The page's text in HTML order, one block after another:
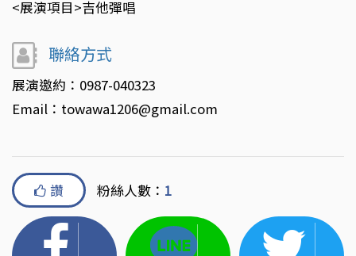
<展演項目>吉他彈唱
聯絡方式
展演邀約：0987-040323
Email：towawa1206@gmail.com
讚 粉絲人數： 1